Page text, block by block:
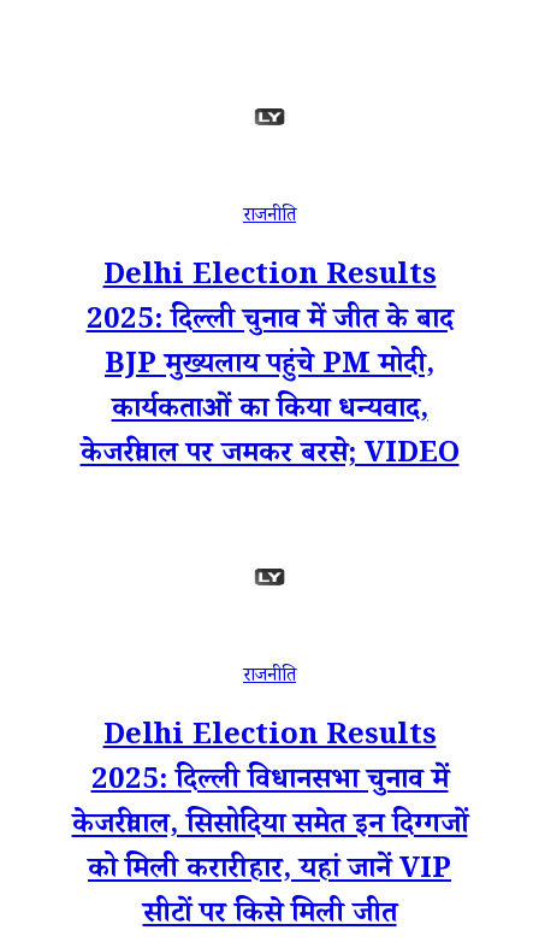
राजनीति
Delhi Election Results
2025: दिल्ली चुनाव में जीत के बाद
BJP मुख्यलाय पहुंचे PM मोदी,
कार्यकताओं का किया धन्यवाद,
केजरीवाल पर जमकर बरसे; VIDEO
राजनीति
Delhi Election Results
2025: दिल्ली विधानसभा चुनाव में
केजरीवाल, सिसोदिया समेत इन दिग्गजों
को मिली करारी हार, यहां जानें VIP
सीटों पर किसे मिली जीत